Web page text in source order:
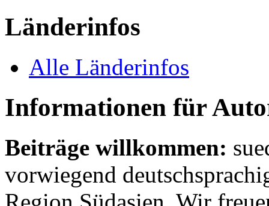
Länderinfos
Alle Länderinfos
Informationen für
Beiträge willkommen:
vorwiegend